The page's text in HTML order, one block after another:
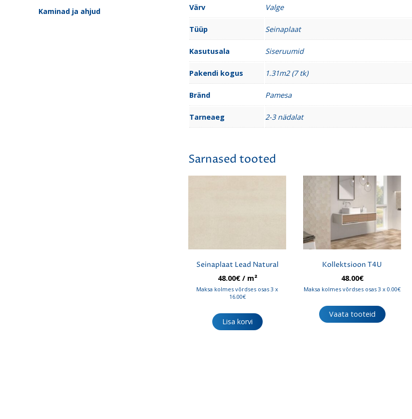
Kaminad ja ahjud
Värv Valge
Tüüp Seinaplaat
Kasutusala Siseruumid
Pakendi kogus 1.31m2 (7 tk)
Bränd Pamesa
Tarneaeg 2-3 nädalat
Sarnased tooted
Seinaplaat Lead Natural
48.00€/ m²
Maksa kolmes võrdses osas 3 x
16.00€
Lisa korvi
Kollektsioon T4U
48.00€
Maksa kolmes võrdses osas 3 x 0.00€
Vaata tooteid